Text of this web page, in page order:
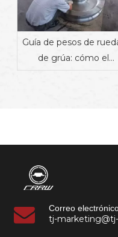
Guía de pesos de
de grúa: cómo el
Correo
tj-